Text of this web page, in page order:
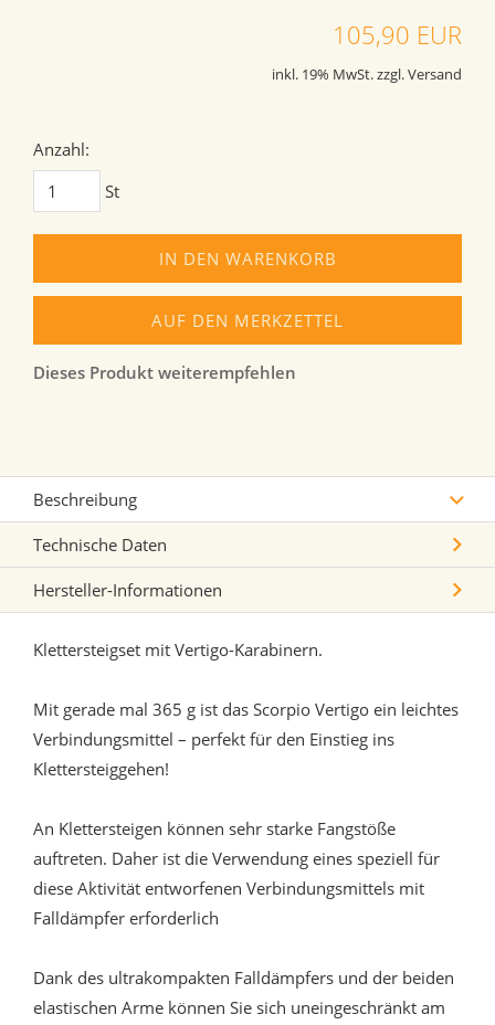
105,90 EUR
inkl. 19% MwSt. zzgl. Versand
Anzahl:
St
IN DEN WARENKORB
AUF DEN MERKZETTEL
Dieses Produkt weiterempfehlen
Beschreibung
Technische Daten
Hersteller-Informationen
Klettersteigset mit Vertigo-Karabinern.
Mit gerade mal 365 g ist das Scorpio Vertigo ein leichtes
Verbindungsmittel – perfekt für den Einstieg ins
Klettersteiggehen!
An Klettersteigen können sehr starke Fangstöße
auftreten. Daher ist die Verwendung eines speziell für
diese Aktivität entworfenen Verbindungsmittels mit
Falldämpfer erforderlich
Dank des ultrakompakten Falldämpfers und der beiden
elastischen Arme können Sie sich uneingeschränkt am